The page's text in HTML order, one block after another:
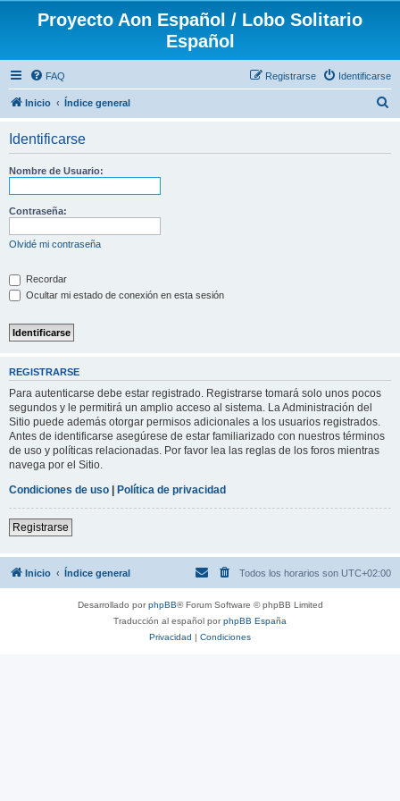
Proyecto Aon Español / Lobo Solitario
Español
FAQ Identificarse
Registrarse
Inicio Índice general
Identificarse
Nombre de Usuario:
Contraseña:
Olvidé mi contraseña
Recordar
Ocultar mi estado de conexión en esta sesión
REGISTRARSE
Para autenticarse debe estar registrado. Registrarse tomará solo unos pocos
segundos y le permitirá un amplio acceso al sistema. La Administración del
Sitio puede además otorgar permisos adicionales a los usuarios registrados.
Antes de identificarse asegúrese de estar familiarizado con nuestros términos
de uso y políticas relacionadas. Por favor lea las reglas de los foros mientras
navega por el Sitio.
Condiciones de uso | Política de privacidad
Registrarse
Inicio Índice general Todos los horarios son UTC+02:00
Desarrollado porphpBB® Forum Software © phpBB Limited
Traducción al español porphpBB España
Privacidad | Condiciones